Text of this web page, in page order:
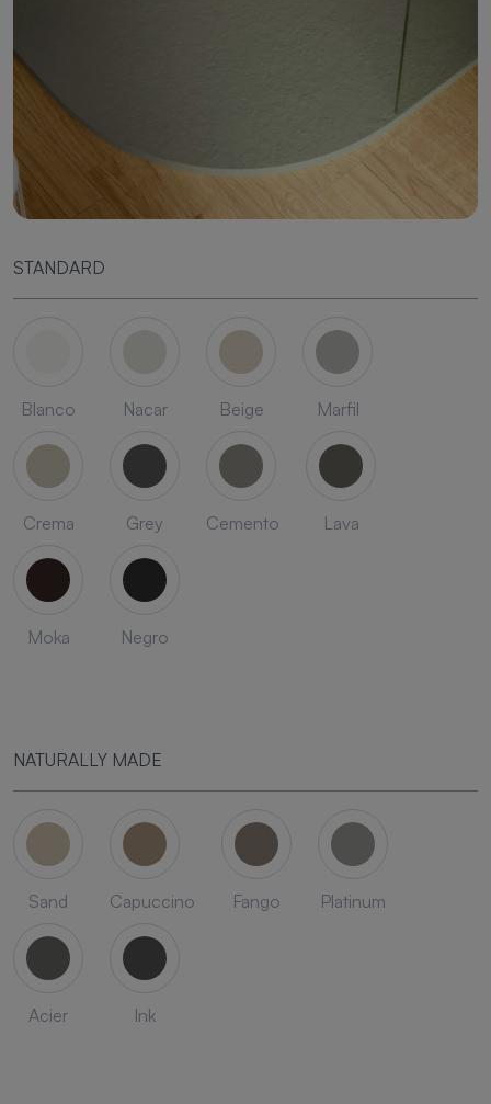
STANDARD
Blanco Nacar Beige Marfil
Crema Grey Cemento Lava
Moka Negro
NATURALLY MADE
Sand Capuccino Fango Platinum
Acier Ink